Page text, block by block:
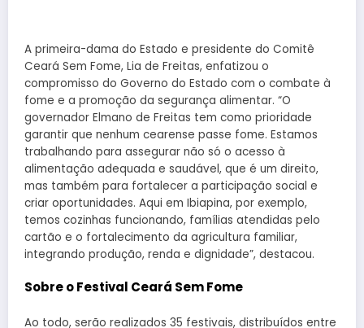
A primeira-dama do Estado e presidente do Comitê
Ceará Sem Fome, Lia de Freitas, enfatizou o
compromisso do Governo do Estado com o combate à
fome e a promoção da segurança alimentar. “O
governador Elmano de Freitas tem como prioridade
garantir que nenhum cearense passe fome. Estamos
trabalhando para assegurar não só o acesso à
alimentação adequada e saudável, que é um direito,
mas também para fortalecer a participação social e
criar oportunidades. Aqui em Ibiapina, por exemplo,
temos cozinhas funcionando, famílias atendidas pelo
cartão e o fortalecimento da agricultura familiar,
integrando produção, renda e dignidade”, destacou.
Sobre o Festival Ceará Sem Fome
Ao todo, serão realizados 35 festivais, distribuídos entre